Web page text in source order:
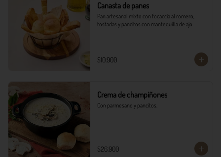
Canasta de panes
Pan artesanal mixto con focaccia al romero,
tostadas y pancitos con mantequilla de ajo.
$10.900
Crema de champiñones
Con parmesano y pancitos.
$26.900